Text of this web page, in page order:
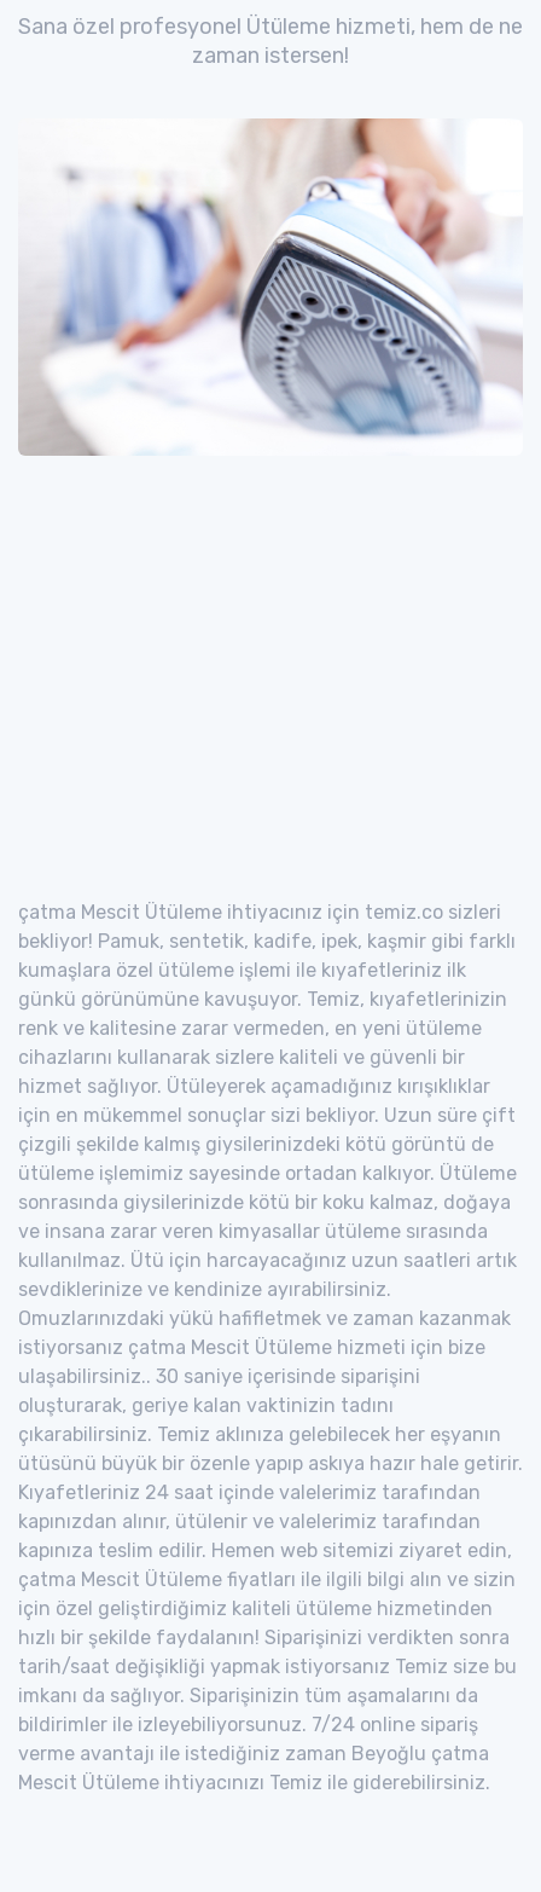
Sana özel profesyonel Ütüleme hizmeti, hem de ne
zaman istersen!
çatma Mescit Ütüleme ihtiyacınız için temiz.co sizleri
bekliyor! Pamuk, sentetik, kadife, ipek, kaşmir gibi farklı
kumaşlara özel ütüleme işlemi ile kıyafetleriniz ilk
günkü görünümüne kavuşuyor. Temiz, kıyafetlerinizin
renk ve kalitesine zarar vermeden, en yeni ütüleme
cihazlarını kullanarak sizlere kaliteli ve güvenli bir
hizmet sağlıyor. Ütüleyerek açamadığınız kırışıklıklar
için en mükemmel sonuçlar sizi bekliyor. Uzun süre çift
çizgili şekilde kalmış giysilerinizdeki kötü görüntü de
ütüleme işlemimiz sayesinde ortadan kalkıyor. Ütüleme
sonrasında giysilerinizde kötü bir koku kalmaz, doğaya
ve insana zarar veren kimyasallar ütüleme sırasında
kullanılmaz. Ütü için harcayacağınız uzun saatleri artık
sevdiklerinize ve kendinize ayırabilirsiniz.
Omuzlarınızdaki yükü hafifletmek ve zaman kazanmak
istiyorsanız çatma Mescit Ütüleme hizmeti için bize
ulaşabilirsiniz.. 30 saniye içerisinde siparişini
oluşturarak, geriye kalan vaktinizin tadını
çıkarabilirsiniz. Temiz aklınıza gelebilecek her eşyanın
ütüsünü büyük bir özenle yapıp askıya hazır hale getirir.
Kıyafetleriniz 24 saat içinde valelerimiz tarafından
kapınızdan alınır, ütülenir ve valelerimiz tarafından
kapınıza teslim edilir. Hemen web sitemizi ziyaret edin,
çatma Mescit Ütüleme fiyatları ile ilgili bilgi alın ve sizin
için özel geliştirdiğimiz kaliteli ütüleme hizmetinden
hızlı bir şekilde faydalanın! Siparişinizi verdikten sonra
tarih/saat değişikliği yapmak istiyorsanız Temiz size bu
imkanı da sağlıyor. Siparişinizin tüm aşamalarını da
bildirimler ile izleyebiliyorsunuz. 7/24 online sipariş
verme avantajı ile istediğiniz zaman Beyoğlu çatma
Mescit Ütüleme ihtiyacınızı Temiz ile giderebilirsiniz.